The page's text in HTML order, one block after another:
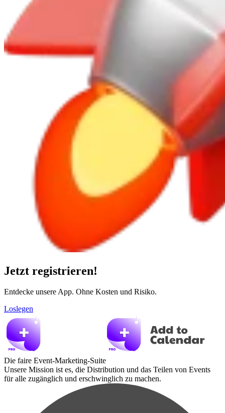
Jetzt registrieren!
Entdecke unsere App. Ohne Kosten und Risiko.
Loslegen
Die faire Event-Marketing-Suite
Unsere Mission ist es, die Distribution und das Teilen von Events
für alle zugänglich und erschwinglich zu machen.